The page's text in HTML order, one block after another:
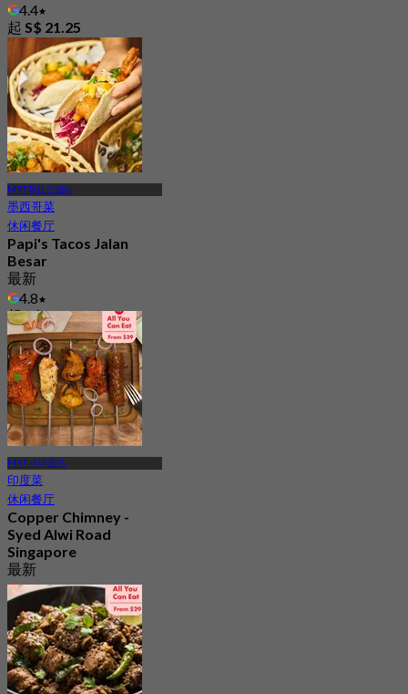
4.4
起 S$ 21.25
MRT花拉公园站
墨西哥菜
休闲餐厅
Papi's Tacos Jalan
Besar
最新
4.8
起S$ 25
MRT 小印度站
印度菜
休闲餐厅
Copper Chimney -
Syed Alwi Road
Singapore
最新
4.2
起
S$ 24.5